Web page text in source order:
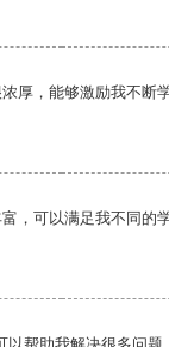
厚，能够激励我不断
，可以满足我不同的